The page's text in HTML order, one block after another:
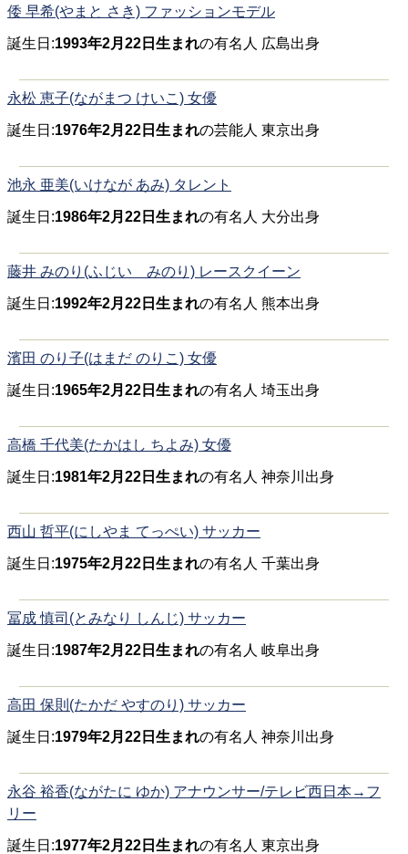
倭 早希(やまと さき) ファッションモデル
誕生日:1993年2月22日生まれの有名人 広島出身
永松 恵子(ながまつ けいこ) 女優
誕生日:1976年2月22日生まれの芸能人 東京出身
池永 亜美(いけなが あみ) タレント
誕生日:1986年2月22日生まれの有名人 大分出身
藤井 みのり(ふじい みのり) レースクイーン
誕生日:1992年2月22日生まれの有名人 熊本出身
濱田 のり子(はまだ のりこ) 女優
誕生日:1965年2月22日生まれの有名人 埼玉出身
高橋 千代美(たかはし ちよみ) 女優
誕生日:1981年2月22日生まれの有名人 神奈川出身
西山 哲平(にしやま てっぺい) サッカー
誕生日:1975年2月22日生まれの有名人 千葉出身
冨成 慎司(とみなり しんじ) サッカー
誕生日:1987年2月22日生まれの有名人 岐阜出身
高田 保則(たかだ やすのり) サッカー
誕生日:1979年2月22日生まれの有名人 神奈川出身
永谷 裕香(ながたに ゆか) アナウンサー/テレビ西日本→フ
リー
誕生日:1977年2月22日生まれの有名人 東京出身